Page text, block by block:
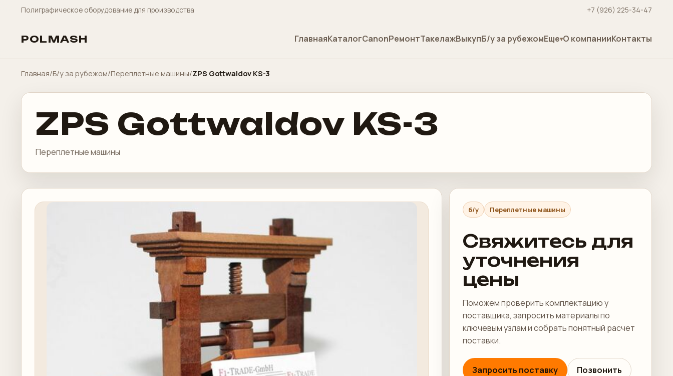
Полиграфическое оборудование для производства +7 (926) 225-34-47
POLMASH ГлавнаяКаталогCanonРемонтТакелажВыкупБ/у за рубежомЕще О компанииКонтакты
Главная/Б/у за рубежом/Переплетные машины/ZPS Gottwaldov KS-3
ZPS Gottwaldov KS-3
Переплетные машины
б/у Переплетные машины
Свяжитесь для
уточнения
цены
Поможем проверить комплектацию у
поставщика, запросить материалы по
ключевым узлам и собрать понятный расчет
поставки.
Запросить поставку Позвонить